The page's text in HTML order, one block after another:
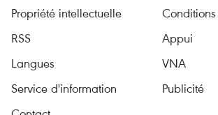
Propriété intellectuelle
RSS
Appui
Langues
VNA
Service d'information
Publicité